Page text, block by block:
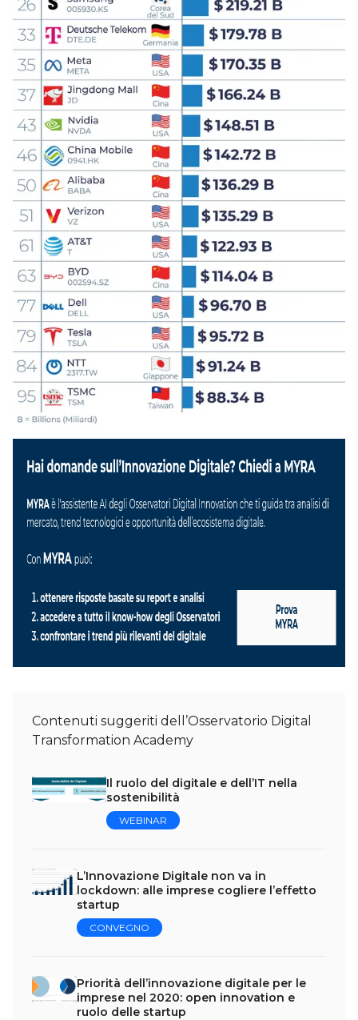
Contenuti suggeriti dell’Osservatorio Digital
Transformation Academy
Il ruolo del digitale e dell’IT nella
sostenibilità
WEBINAR
L’Innovazione Digitale non va in
lockdown: alle imprese cogliere l’effetto
startup
CONVEGNO
Priorità dell’innovazione digitale per le
imprese nel 2020: open innovation e
ruolo delle startup